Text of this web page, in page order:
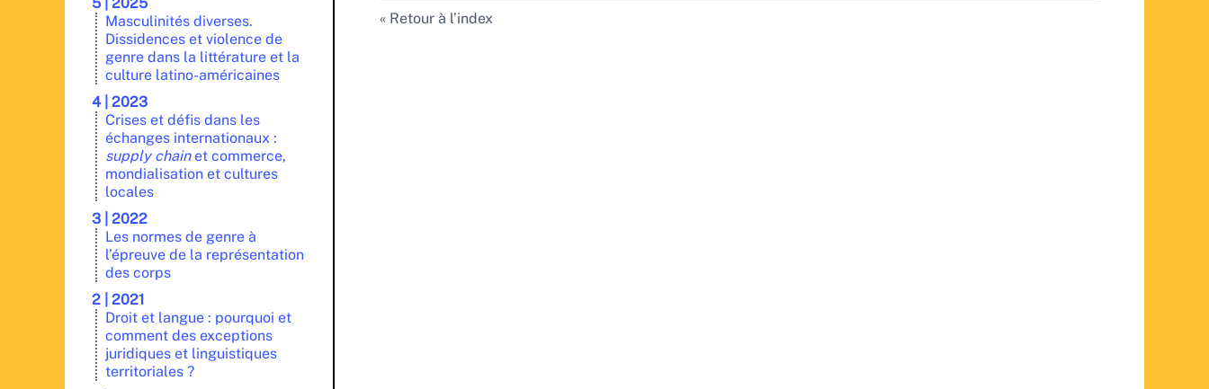
Masculinités diverses.
Dissidences et violence de
genre dans la littérature et la
culture latino-américaines
4 | 2023
Crises et défis dans les
échanges internationaux :
supply chainet commerce,
mondialisation et cultures
locales
3 | 2022
Les normes de genre à
l’épreuve de la représentation
des corps
2 | 2021
Droit et langue : pourquoi et
comment des exceptions
juridiques et linguistiques
territoriales ?
Retour à l’index